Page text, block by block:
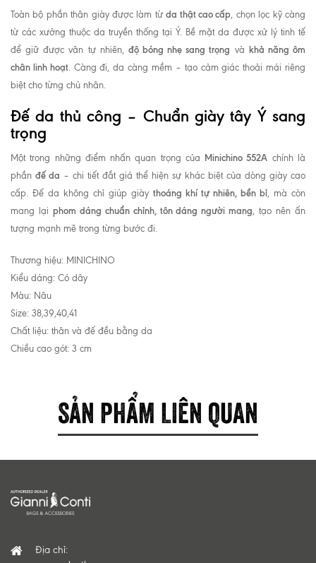
Toàn bộ phần thân giày được làm từda thật cao cấp, chọn lọc kỹ càng
từ các xưởng thuộc da truyền thống tại Ý. Bề mặt da được xử lý tinh tế
để giữ được vân tự nhiên, độ bóng nhẹ sang trọng và khả năng ôm
chân linh hoạt. Càng đi, da càng mềm – tạo cảm giác thoải mái riêng
biệt cho từng chủ nhân.
Đế da thủ công – Chuẩn giày tây Ý sang
trọng
Một trong những điểm nhấn quan trọng của Minichino 552A chính là
phần đế da – chi tiết đắt giá thể hiện sự khác biệt của dòng giày cao
cấp. Đế da không chỉ giúp giày thoáng khí tự nhiên, bền bỉ, mà còn
mang lại phom dáng chuẩn chỉnh, tôn dáng người mang, tạo nên ấn
tượng mạnh mẽ trong từng bước đi.
Thương hiệu: MINICHINO
Kiểu dáng: Có dây
Màu: Nâu
Size: 38,39,40,41
Chất liệu: thân và đế đều bằng da
Chiều cao gót: 3 cm
SẢN PHẨM LIÊN QUAN
Địa chỉ: